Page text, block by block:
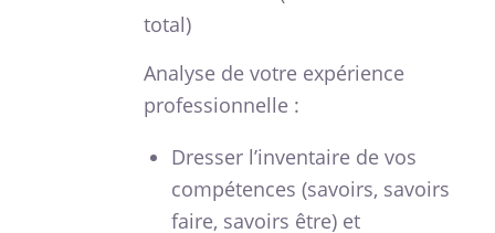
total)
Analyse de votre expérience
professionnelle :
Dresser l’inventaire de vos
compétences (savoirs, savoirs
faire, savoirs être) et